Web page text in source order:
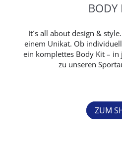
BODY
It´s all about design &
einem Unikat. Ob
ein komplettes Body Kit – in
zu unseren
ZUM